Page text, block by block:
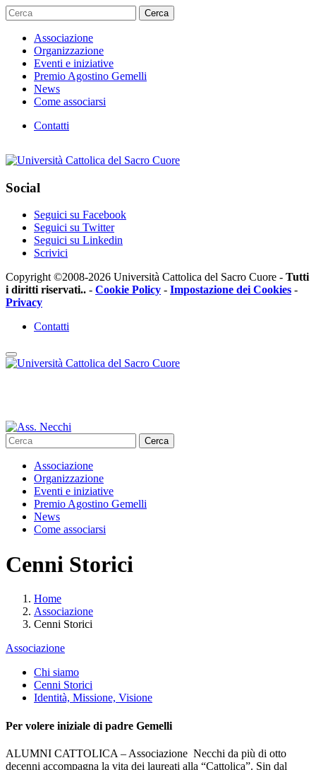
Cerca
Associazione
Organizzazione
Eventi e iniziative
Premio Agostino Gemelli
News
Come associarsi
Contatti
Social
Seguici su Facebook
Seguici su Twitter
Seguici su Linkedin
Scrivici
Copyright ©2008-2026 Università Cattolica del Sacro Cuore - Tutti
i diritti riservati.. - Cookie Policy - Impostazione dei Cookies -
Privacy
Contatti
Cerca
Associazione
Organizzazione
Eventi e iniziative
Premio Agostino Gemelli
News
Come associarsi
Cenni Storici
Home
Associazione
Cenni Storici
Associazione
Chi siamo
Cenni Storici
Identità, Missione, Visione
Per volere iniziale di padre Gemelli
ALUMNI CATTOLICA – Associazione Necchi da più di otto
decenni accompagna la vita dei laureati alla “Cattolica”. Sin dal